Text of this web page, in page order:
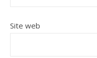
Site web